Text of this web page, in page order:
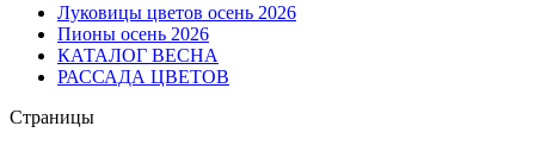
Луковицы цветов осень 2026
Пионы осень 2026
КАТАЛОГ ВЕСНА
РАССАДА ЦВЕТОВ
Страницы